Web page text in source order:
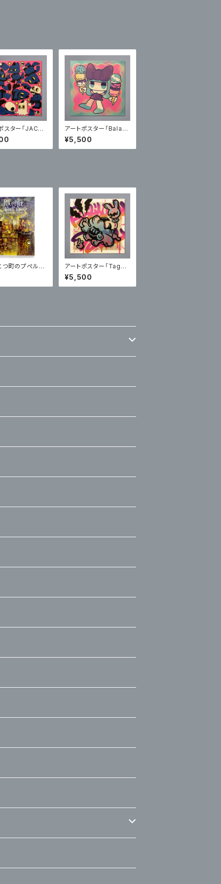
スター「JACKi
ン入り】
アートポスター「Balan
ce of Joy」【サイン入
り】
¥5,500
つ町のプぺル』
アートポスター「Taggi
ng」【サイン入り】
¥5,500